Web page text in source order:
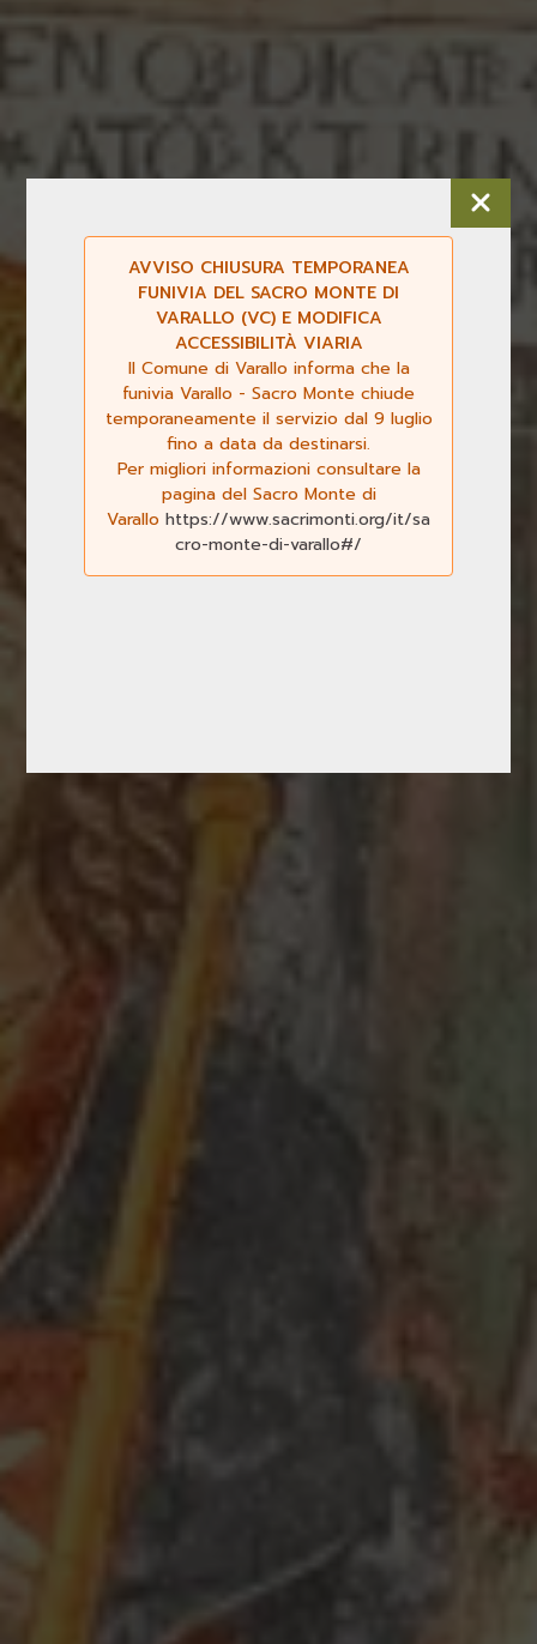
AVVISO CHIUSURA TEMPORANEA
FUNIVIA DEL SACRO MONTE DI
VARALLO (VC) E MODIFICA
ACCESSIBILITÀ VIARIA
Il Comune di Varallo informa che la
funivia Varallo - Sacro Monte chiude
temporaneamente il servizio dal 9 luglio
fino a data da destinarsi.
Per migliori informazioni consultare la
pagina del Sacro Monte di
Varallo https://www.sacrimonti.org/it/sa
cro-monte-di-varallo#/